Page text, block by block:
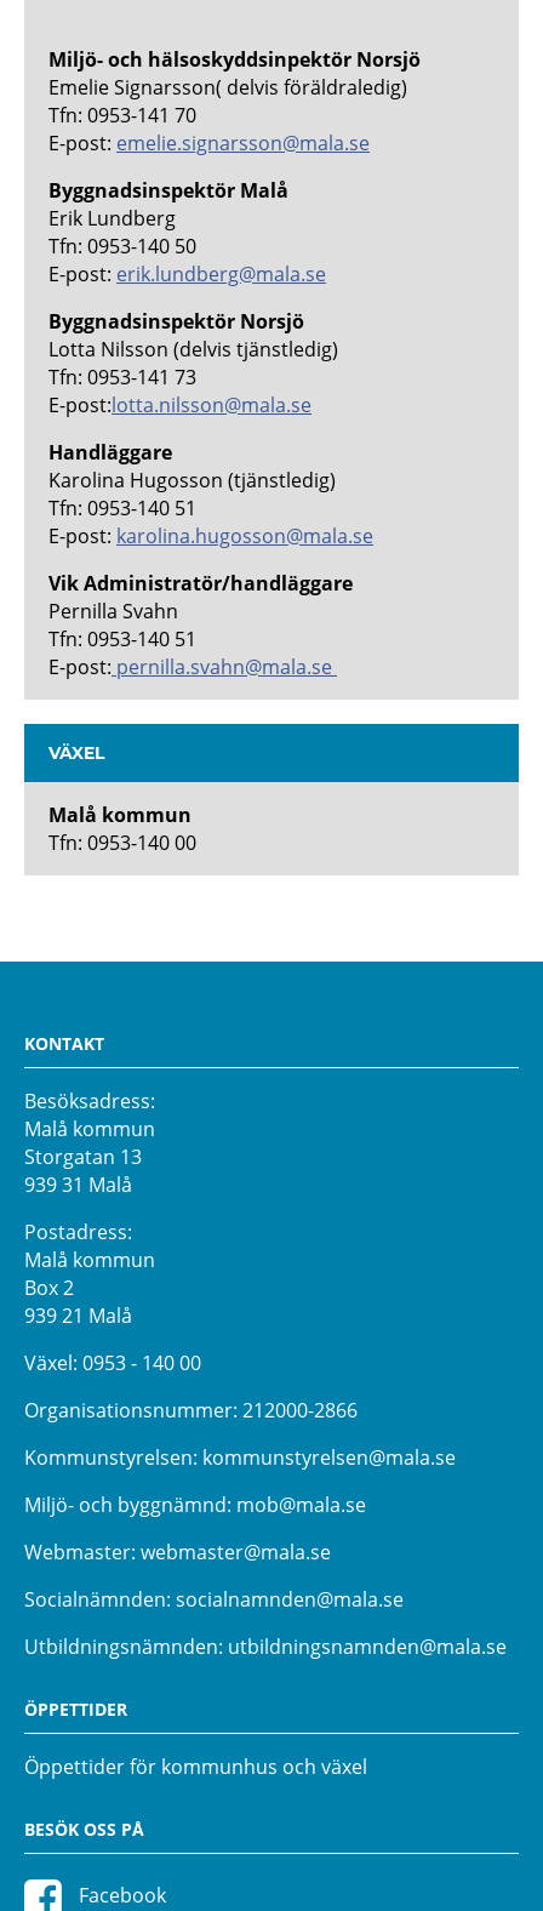
Miljö- och hälsoskyddsinpektör Norsjö
Emelie Signarsson( delvis föräldraledig)
Tfn: 0953-141 70
E-post: emelie.signarsson@mala.se
Byggnadsinspektör Malå
Erik Lundberg
Tfn: 0953-140 50
E-post: erik.lundberg@mala.se
Byggnadsinspektör Norsjö
Lotta Nilsson (delvis tjänstledig)
Tfn: 0953-141 73
E-post:lotta.nilsson@mala.se
Handläggare
Karolina Hugosson (tjänstledig)
Tfn: 0953-140 51
E-post: karolina.hugosson@mala.se
Vik Administratör/handläggare
Pernilla Svahn
Tfn: 0953-140 51
E-post: pernilla.svahn@mala.se
VÄXEL
Malå kommun
Tfn: 0953-140 00
KONTAKT
Besöksadress:
Malå kommun
Storgatan 13
939 31 Malå
Postadress:
Malå kommun
Box 2
939 21 Malå
Växel: 0953 - 140 00
Organisationsnummer: 212000-2866
Kommunstyrelsen: kommunstyrelsen@mala.se
Miljö- och byggnämnd: mob@mala.se
Webmaster: webmaster@mala.se
Socialnämnden: socialnamnden@mala.se
Utbildningsnämnden: utbildningsnamnden@mala.se
ÖPPETTIDER
Öppettider för kommunhus och växel
BESÖK OSS PÅ
Facebook